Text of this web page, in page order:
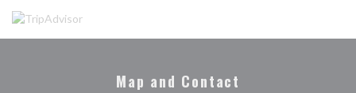
Map and Contact